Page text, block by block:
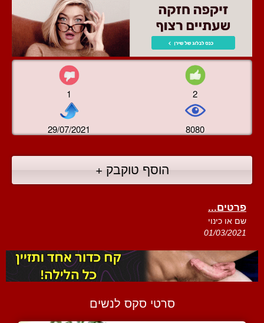
1 2
29/07/2021 8080
הוסף טוקבק +
פרטים...
שם או כינוי
01/03/2021
סרטי סקס לנשים